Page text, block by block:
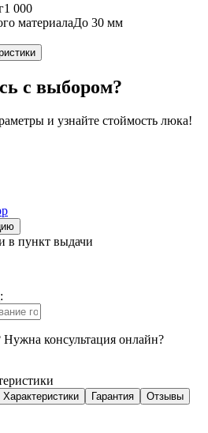
1 000
материалаДо 30 мм
с выбором?
и узнайте стоймость люка!
в пункт выдачи
консультация онлайн?
Характеристики Гарантия Отзывы